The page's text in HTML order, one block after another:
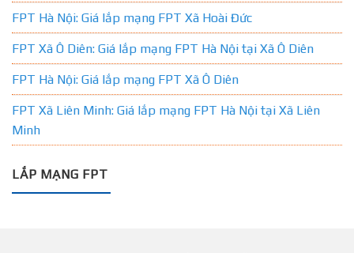
FPT Hà Nội: Giá lắp mạng FPT Xã Hoài Đức
FPT Xã Ô Diên: Giá lắp mạng FPT Hà Nội tại Xã Ô Diên
FPT Hà Nội: Giá lắp mạng FPT Xã Ô Diên
FPT Xã Liên Minh: Giá lắp mạng FPT Hà Nội tại Xã Liên
Minh
LẮP MẠNG FPT